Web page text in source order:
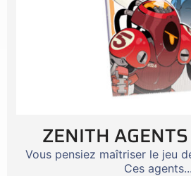
ZENITH
Vous pensiez maîtriser le jeu
Ces agents...